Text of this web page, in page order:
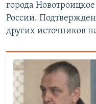
города
России.
других источников